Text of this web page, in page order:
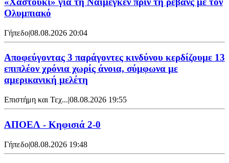
Ολυμπιακό
Γήπεδο|08.08.2026 20:04
Αποφεύγοντας 3 παράγοντες κινδύνου κερδίζουμε 13
επιπλέον χρόνια χωρίς άνοια, σύμφωνα με
αμερικανική μελέτη
Επιστήμη και Τεχ...|08.08.2026 19:55
ΑΠΟΕΛ - Κηφισιά 2-0
Γήπεδο|08.08.2026 19:48